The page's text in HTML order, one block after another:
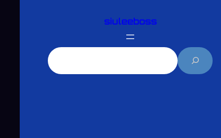
siuleeboss